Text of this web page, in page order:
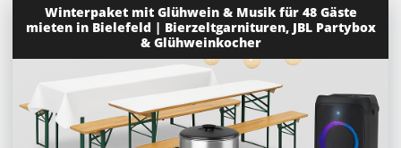
Winterpaket mit Glühwein & Musik für 48 Gäste
mieten in Bielefeld | Bierzeltgarnituren, JBL Partybox
& Glühweinkocher